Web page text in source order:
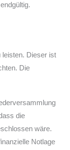
leisten. Dieser ist
Die
die
wäre.
Notlage